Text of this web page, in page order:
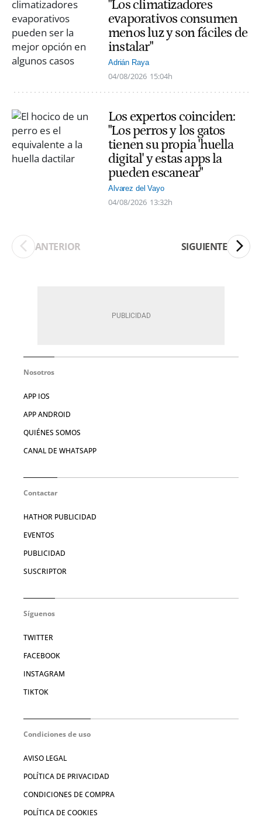
"Los climatizadores
evaporativos consumen
menos luz y son fáciles de
instalar"
Adrián Raya
04/08/2026 15:04h
Los expertos coinciden:
"Los perros y los gatos
tienen su propia 'huella
digital' y estas apps la
pueden escanear"
Alvarez del Vayo
04/08/2026 13:32h
ANTERIOR SIGUIENTE
Nosotros
APP IOS
APP ANDROID
QUIÉNES SOMOS
CANAL DE WHATSAPP
Contactar
HATHOR PUBLICIDAD
EVENTOS
PUBLICIDAD
SUSCRIPTOR
Síguenos
TWITTER
FACEBOOK
INSTAGRAM
TIKTOK
Condiciones de uso
AVISO LEGAL
POLÍTICA DE PRIVACIDAD
CONDICIONES DE COMPRA
POLÍTICA DE COOKIES